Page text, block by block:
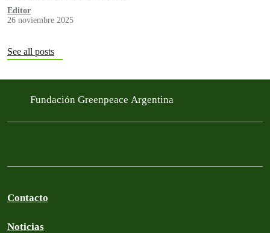
Editor
26 noviembre 2025
See all posts
Fundación Greenpeace Argentina
Contacto
Noticias